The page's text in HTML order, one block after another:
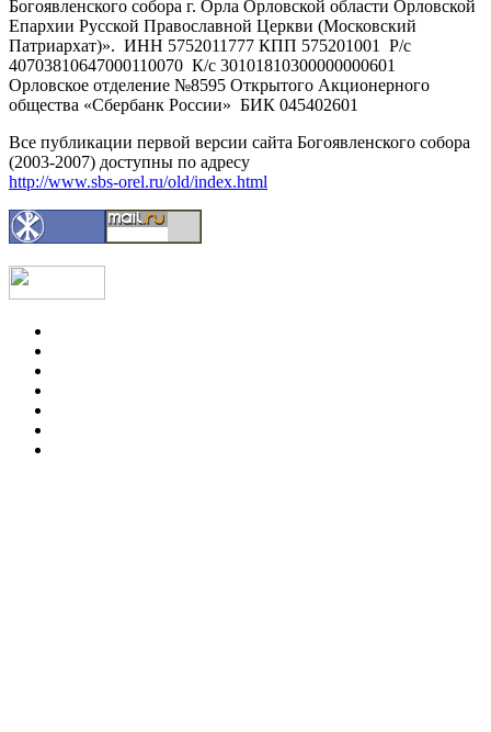
Богоявленского собора г. Орла Орловской области Орловской
Епархии Русской Православной Церкви (Московский
Патриархат)». ИНН 5752011777 КПП 575201001 Р/с
40703810647000110070 К/с 30101810300000000601
Орловское отделение №8595 Открытого Акционерного
общества «Сбербанк России» БИК 045402601
Все публикации первой версии сайта Богоявленского собора
(2003-2007) доступны по адресу
http://www.sbs-orel.ru/old/index.html